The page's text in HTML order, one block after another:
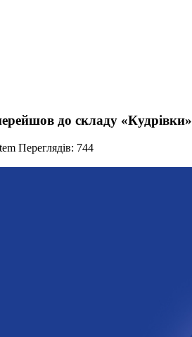
до складу «Кудрівки»
Переглядів: 744